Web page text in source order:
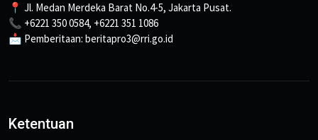
📍 Jl. Medan Merdeka Barat No.4-5, Jakarta Pusat.
📞 +6221 350 0584, +6221 351 1086
📩 Pemberitaan: beritapro3@rri.go.id
Ketentuan